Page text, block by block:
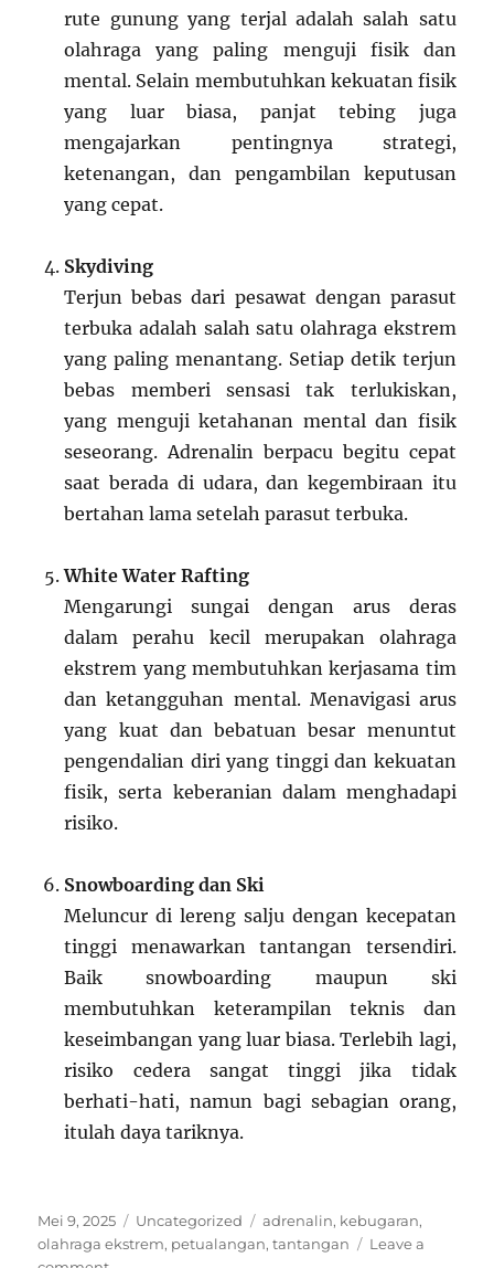
rute gunung yang terjal adalah salah satu
olahraga yang paling menguji fisik dan
mental. Selain membutuhkan kekuatan fisik
yang luar biasa, panjat tebing juga
mengajarkan pentingnya strategi,
ketenangan, dan pengambilan keputusan
yang cepat.
Skydiving
Terjun bebas dari pesawat dengan parasut
terbuka adalah salah satu olahraga ekstrem
yang paling menantang. Setiap detik terjun
bebas memberi sensasi tak terlukiskan,
yang menguji ketahanan mental dan fisik
seseorang. Adrenalin berpacu begitu cepat
saat berada di udara, dan kegembiraan itu
bertahan lama setelah parasut terbuka.
White Water Rafting
Mengarungi sungai dengan arus deras
dalam perahu kecil merupakan olahraga
ekstrem yang membutuhkan kerjasama tim
dan ketangguhan mental. Menavigasi arus
yang kuat dan bebatuan besar menuntut
pengendalian diri yang tinggi dan kekuatan
fisik, serta keberanian dalam menghadapi
risiko.
Snowboarding dan Ski
Meluncur di lereng salju dengan kecepatan
tinggi menawarkan tantangan tersendiri.
Baik snowboarding maupun ski
membutuhkan keterampilan teknis dan
keseimbangan yang luar biasa. Terlebih lagi,
risiko cedera sangat tinggi jika tidak
berhati-hati, namun bagi sebagian orang,
itulah daya tariknya.
Posted
on
Mei 9, 2025 Categories
Uncategorized Tags
adrenalin, kebugaran,
olahraga ekstrem, petualangan,tantangan
Leave a